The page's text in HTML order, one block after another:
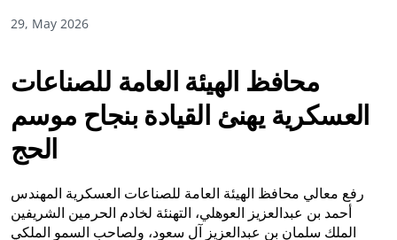
29, May 2026
محافظ الهيئة العامة للصناعات
العسكرية يهنئ القيادة بنجاح موسم
الحج
رفع معالي محافظ الهيئة العامة للصناعات العسكرية المهندس
أحمد بن عبدالعزيز العوهلي، التهنئة لخادم الحرمين الشريفين
الملك سلمان بن عبدالعزيز آل سعود، ولصاحب السمو الملكي